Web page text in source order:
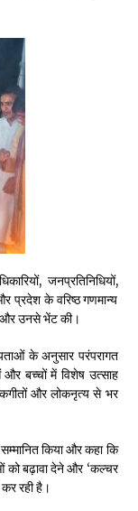
जनप्रतिनिधियों,
प्रदेश के वरिष्ठ गणमान्य
और उनसे भेंट की।
के अनुसार परंपरागत
बच्चों में विशेष उत्साह
और लोकनृत्य से भर
किया और कहा कि
को बढ़ावा देने और ‘कल्चर
कर रही है।